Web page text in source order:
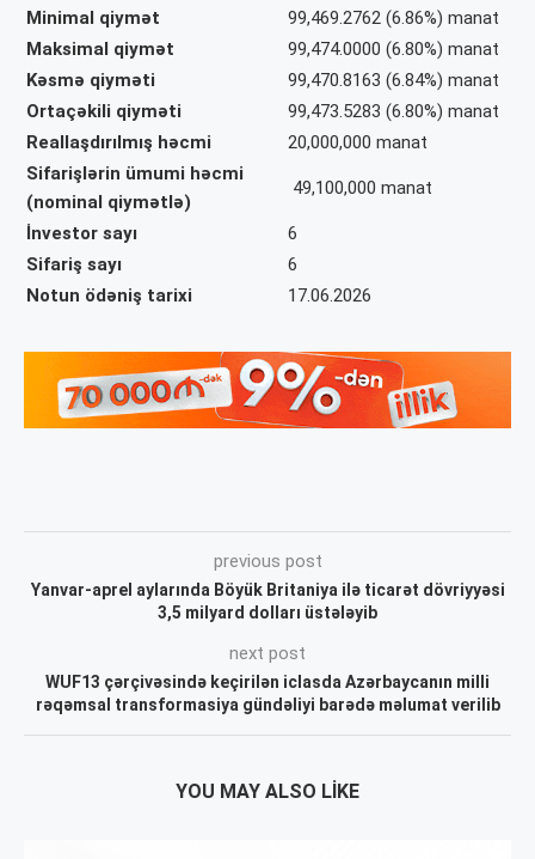
Minimal qiymət
99,469.2762 (6.86%) manat
Maksimal qiymət
99,474.0000 (6.80%) manat
Kəsmə qiyməti
99,470.8163 (6.84%) manat
Ortaçəkili qiyməti
99,473.5283 (6.80%) manat
Reallaşdırılmış həcmi
20,000,000 manat
Sifarişlərin ümumi həcmi
(nominal qiymətlə)
49,100,000 manat
İnvestor sayı
6
Sifariş sayı
6
Notun ödəniş tarixi
17.06.2026
previous post
Yanvar-aprel aylarında Böyük Britaniya ilə ticarət dövriyyəsi
3,5 milyard dolları üstələyib
next post
WUF13 çərçivəsində keçirilən iclasda Azərbaycanın milli
rəqəmsal transformasiya gündəliyi barədə məlumat verilib
YOU MAY ALSO LIKE